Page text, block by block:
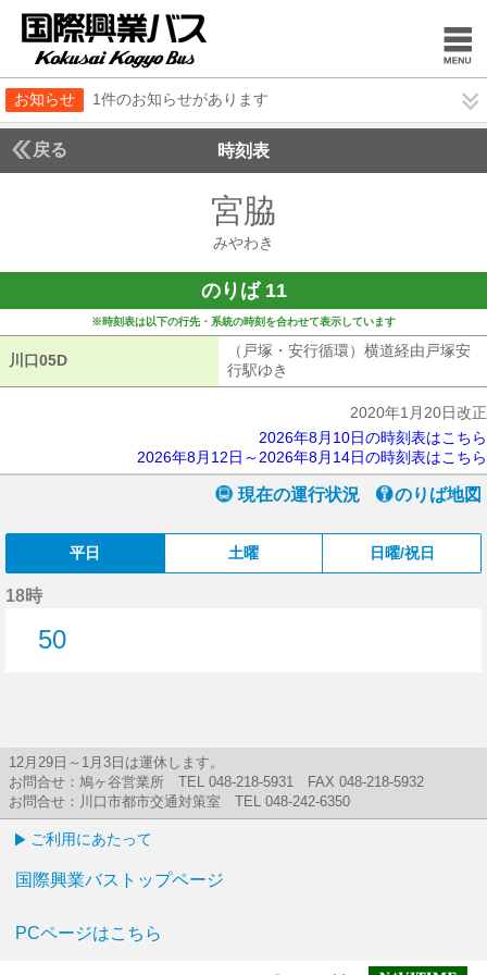
お知らせ 1件のお知らせがあります
戻る 時刻表
宮脇
みやわき
のりば 11
※時刻表は以下の行先・系統の時刻を合わせて表示しています
川口05D
（戸塚・安行循環）横道経由戸塚安
行駅ゆき
2020年1月20日改正
2026年8月10日の時刻表はこちら
2026年8月12日～2026年8月14日の時刻表はこちら
現在の運行状況 のりば地図
平日 土曜 日曜/祝日
18時
50
12月29日～1月3日は運休します。
お問合せ：鳩ヶ谷営業所 TEL 048-218-5931 FAX 048-218-5932
お問合せ：川口市都市交通対策室 TEL 048-242-6350
ご利用にあたって
国際興業バストップページ
PCページはこちら